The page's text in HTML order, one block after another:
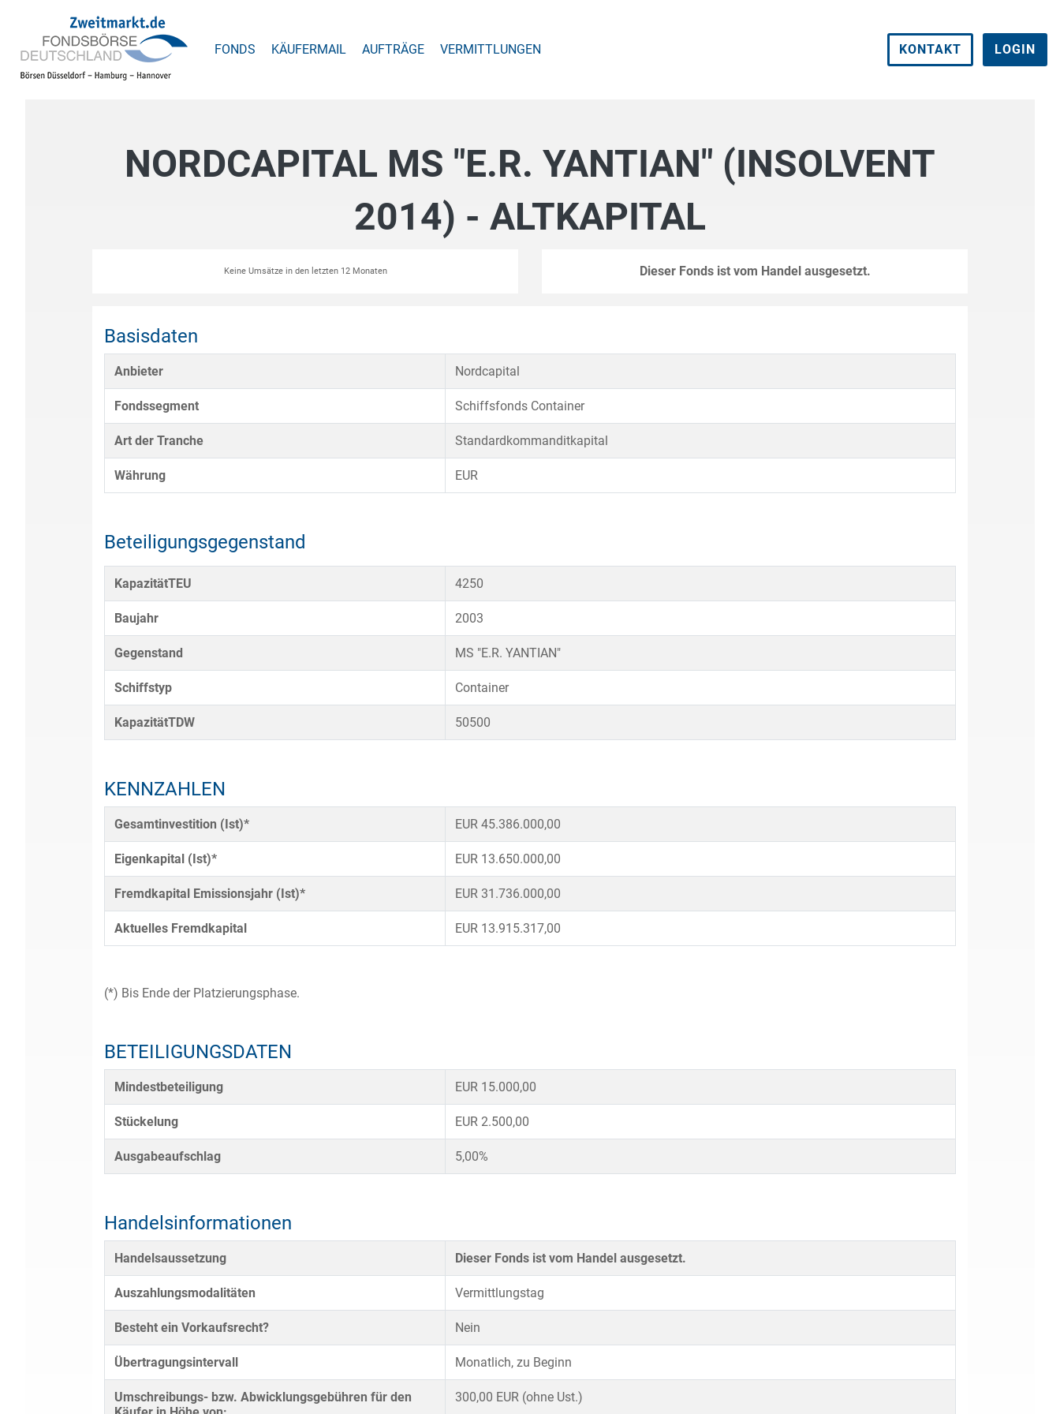
FONDS KÄUFERMAIL AUFTRÄGE VERMITTLUNGEN KONTAKT LOGIN
NORDCAPITAL MS "E.R. YANTIAN" (INSOLVENT
2014) - ALTKAPITAL
Keine Umsätze in den letzten 12 Monaten Dieser Fonds ist vom Handel ausgesetzt.
Basisdaten
Anbieter Nordcapital
Fondssegment Schiffsfonds Container
Art der Tranche Standardkommanditkapital
Währung EUR
Beteiligungsgegenstand
KapazitätTEU 4250
Baujahr 2003
Gegenstand MS "E.R. YANTIAN"
Schiffstyp Container
KapazitätTDW 50500
KENNZAHLEN
Gesamtinvestition (Ist)* EUR 45.386.000,00
Eigenkapital (Ist)* EUR 13.650.000,00
Fremdkapital Emissionsjahr (Ist)* EUR 31.736.000,00
Aktuelles Fremdkapital EUR 13.915.317,00
(*) Bis Ende der Platzierungsphase.
BETEILIGUNGSDATEN
Mindestbeteiligung EUR 15.000,00
Stückelung EUR 2.500,00
Ausgabeaufschlag 5,00%
Handelsinformationen
Handelsaussetzung Dieser Fonds ist vom Handel ausgesetzt.
Auszahlungsmodalitäten Vermittlungstag
Besteht ein Vorkaufsrecht? Nein
Übertragungsintervall Monatlich, zu Beginn
Umschreibungs- bzw. Abwicklungsgebühren für den
300,00 EUR (ohne Ust.)